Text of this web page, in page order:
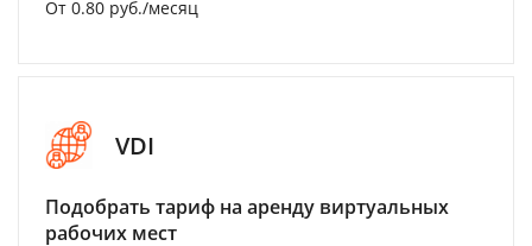
От 0.80 руб./месяц
VDI
Подобрать тариф на аренду виртуальных
рабочих мест